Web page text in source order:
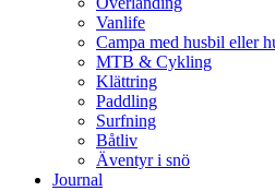
Vanlife
Campa med husbil eller
MTB & Cykling
Klättring
Paddling
Surfning
Båtliv
Äventyr i snö
Journal